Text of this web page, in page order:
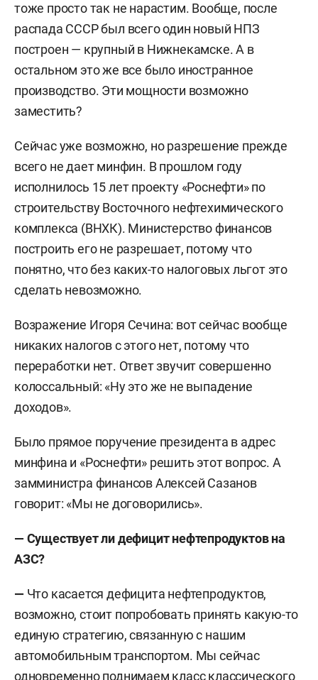
тоже просто так не нарастим. Вообще, после
распада СССР был всего один новый НПЗ
построен — крупный в Нижнекамске. А в
остальном это же все было иностранное
производство. Эти мощности возможно
заместить?
Сейчас уже возможно, но разрешение прежде
всего не дает минфин. В прошлом году
исполнилось 15 лет проекту «Роснефти» по
строительству Восточного нефтехимического
комплекса (ВНХК). Министерство финансов
построить его не разрешает, потому что
понятно, что без каких-то налоговых льгот это
сделать невозможно.
Возражение Игоря Сечина: вот сейчас вообще
никаких налогов с этого нет, потому что
переработки нет. Ответ звучит совершенно
колоссальный: «Ну это же не выпадение
доходов».
Было прямое поручение президента в адрес
минфина и «Роснефти» решить этот вопрос. А
замминистра финансов Алексей Сазанов
говорит: «Мы не договорились».
— Существует ли дефицит нефтепродуктов на
АЗС?
— Что касается дефицита нефтепродуктов,
возможно, стоит попробовать принять какую-то
единую стратегию, связанную с нашим
автомобильным транспортом. Мы сейчас
одновременно поднимаем класс классического